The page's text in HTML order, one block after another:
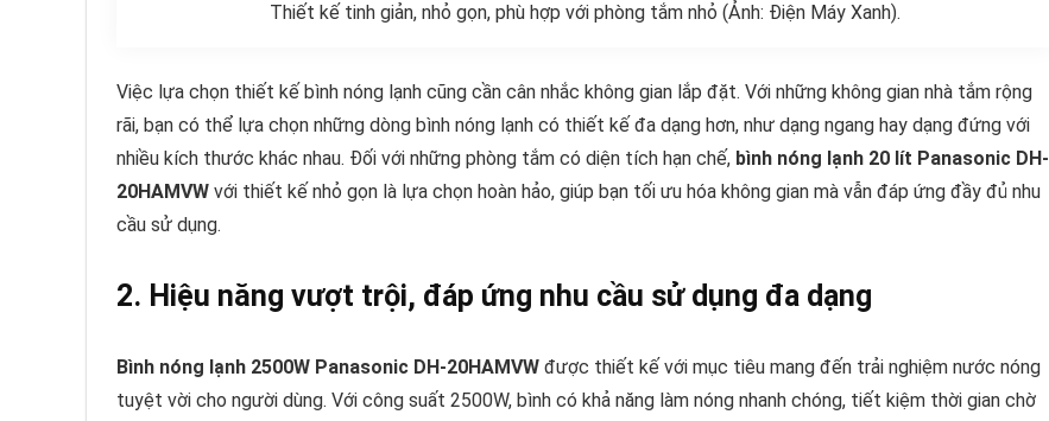
Thiết kế tinh giản, nhỏ gọn, phù hợp với phòng tắm nhỏ (Ảnh: Điện Máy Xanh).
Việc lựa chọn thiết kế bình nóng lạnh cũng cần cân nhắc không gian lắp đặt. Với những không gian nhà tắm rộng
rãi, bạn có thể lựa chọn những dòng bình nóng lạnh có thiết kế đa dạng hơn, như dạng ngang hay dạng đứng với
nhiều kích thước khác nhau. Đối với những phòng tắm có diện tích hạn chế, bình nóng lạnh 20 lít Panasonic DH-
20HAMVW với thiết kế nhỏ gọn là lựa chọn hoàn hảo, giúp bạn tối ưu hóa không gian mà vẫn đáp ứng đầy đủ nhu
cầu sử dụng.
2. Hiệu năng vượt trội, đáp ứng nhu cầu sử dụng đa dạng
Bình nóng lạnh 2500W Panasonic DH-20HAMVW được thiết kế với mục tiêu mang đến trải nghiệm nước nóng
tuyệt vời cho người dùng. Với công suất 2500W, bình có khả năng làm nóng nhanh chóng, tiết kiệm thời gian chờ